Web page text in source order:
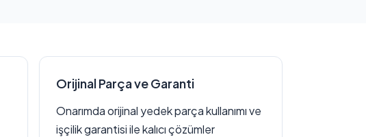
Orijinal Parça ve Garanti
Onarımda orijinal yedek parça kullanımı ve
işçilik garantisi ile kalıcı çözümler